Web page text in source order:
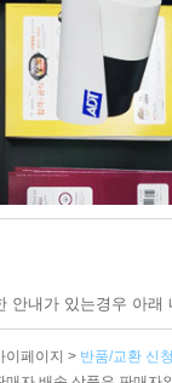
내가 있는경우 아
이페이지 > 반품/교환 신